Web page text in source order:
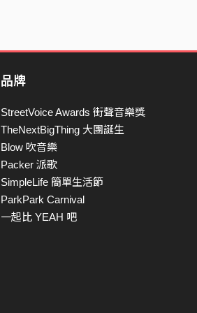
品牌
StreetVoice Awards 街聲音樂獎
TheNextBigThing 大團誕生
Blow 吹音樂
Packer 派歌
SimpleLife 簡單生活節
ParkPark Carnival
一起比 YEAH 吧